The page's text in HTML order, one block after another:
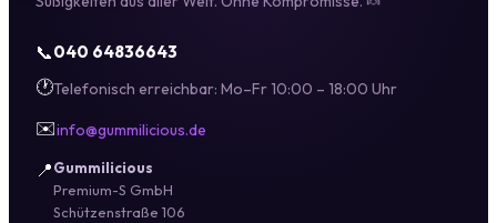
📞040 64836643
🕐Telefonisch erreichbar: Mo–Fr 10:00 – 18:00 Uhr
✉️info@gummilicious.de
📍Gummilicious
Premium-S GmbH
Schützenstraße 106